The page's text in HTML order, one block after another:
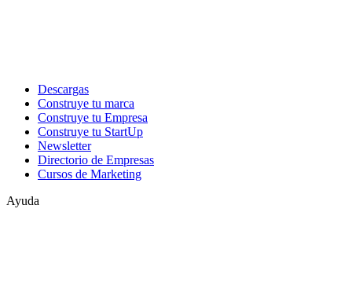
Descargas
Construye tu marca
Construye tu Empresa
Construye tu StartUp
Newsletter
Directorio de Empresas
Cursos de Marketing
Ayuda